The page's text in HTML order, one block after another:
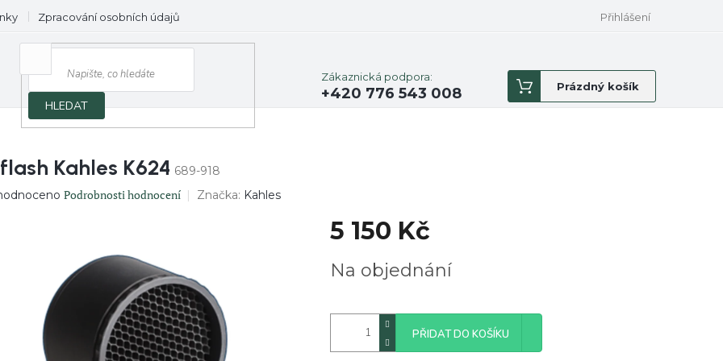
Zpracování osobních údajů Přihlášení
HLEDAT
Zákaznická podpora:
+420 776 543 008
Nákupní
košík
Prázdný košík
Kahles K624 689-918
Podrobnosti hodnocení Značka: Kahles
5 150 Kč
cena:
Na objednání
PŘIDAT DO KOŠÍKU